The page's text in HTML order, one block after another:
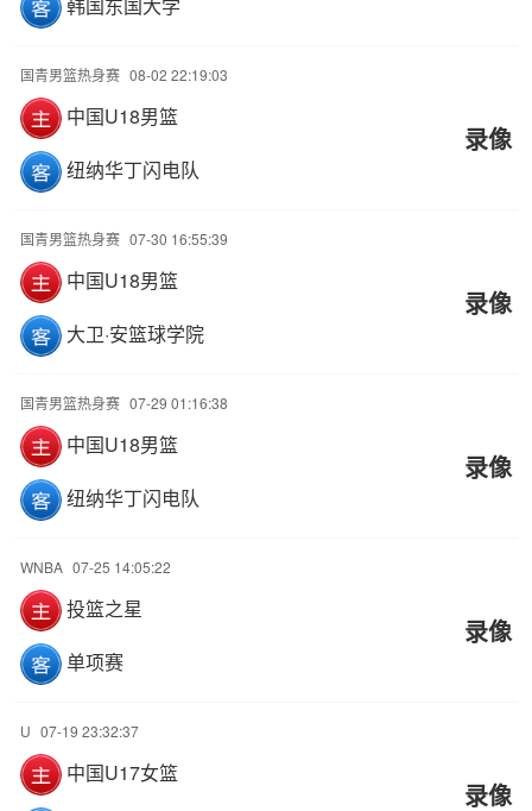
国青男篮热身赛 08-02 22:19:03
中国U18男篮
纽纳华丁闪电队
录像
国青男篮热身赛 07-30 16:55:39
中国U18男篮
大卫·安篮球学院
录像
国青男篮热身赛 07-29 01:16:38
中国U18男篮
纽纳华丁闪电队
录像
WNBA 07-25 14:05:22
投篮之星
单项赛
录像
U 07-19 23:32:37
中国U17女篮
录像